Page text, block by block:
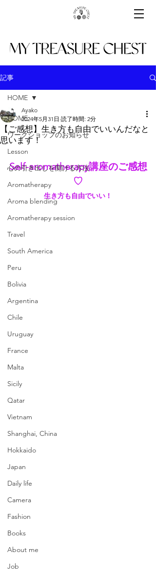
記事
HOME
ワークショップのお知らせ
Lesson
心の引き出しを開ける方法
Aromatherapy
Aroma blending
Aromatherapy session
Travel
South America
Peru
Bolivia
Argentina
Chile
Uruguay
France
Malta
Sicily
Qatar
Vietnam
Shanghai, China
Hokkaido
Japan
Daily life
Camera
Fashion
Books
About me
Job
HOME
【ご感想】生き方も自由でいいんだなと
思います！
Ayako
2024年5月31日 読了時間: 2分
Self-aromatherapy講座のご感想
♡
生き方も自由でいい！